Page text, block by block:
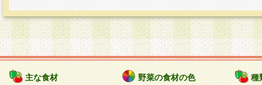
主な食材 野菜の食材の色 種